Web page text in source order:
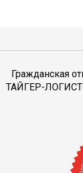
Гражданская
ТАЙГЕР-